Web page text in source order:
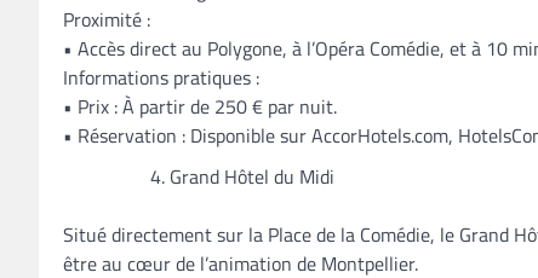
Proximité :
• Accès direct au Polygone, à l’Opéra Comédie, et à 10
Informations pratiques :
• Prix : À partir de 250 € par nuit.
• Réservation : Disponible sur AccorHotels.com,
Grand Hôtel du Midi
Situé directement sur la Place de la Comédie, le Grand
être au cœur de l’animation de Montpellier.